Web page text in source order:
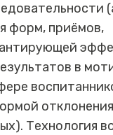
форм, приёмов,
в
Технология